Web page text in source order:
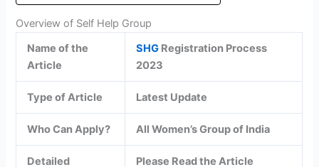
Overview of Self Help Group
Name of the
Article
SHG Registration Process
2023
Type of Article Latest Update
Who Can Apply? All Women’s Group of India
Detailed
Please Read the Article